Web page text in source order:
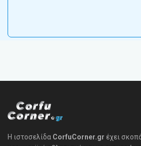
Η ιστοσελίδα CorfuCorner.gr έχει